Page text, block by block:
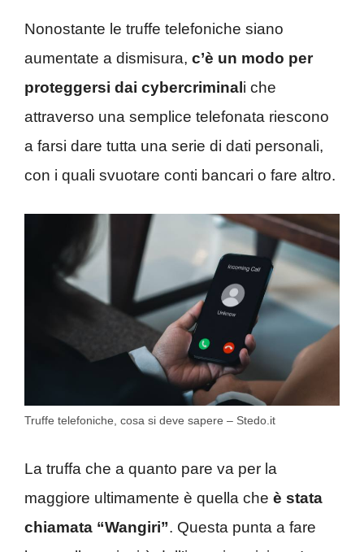
Nonostante le truffe telefoniche siano
aumentate a dismisura, c’è un modo per
proteggersi dai cybercriminal i che
attraverso una semplice telefonata riescono
a farsi dare tutta una serie di dati personali,
con i quali svuotare conti bancari o fare altro.
Truffe telefoniche, cosa si deve sapere – Stedo.it
La truffa che a quanto pare va per la
maggiore ultimamente è quella che è stata
chiamata “Wangiri”. Questa punta a fare